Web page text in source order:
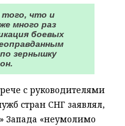
того, что и
много раз
боевых
зернышку
с руководителями
стран СНГ заявлял,
Запада «неумолимо